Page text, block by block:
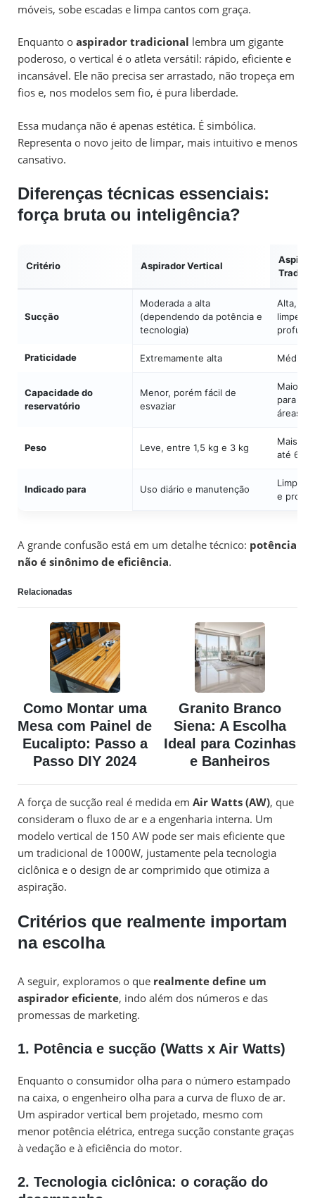
móveis, sobe escadas e limpa cantos com graça.
Enquanto o aspirador tradicional lembra um gigante
poderoso, o vertical é o atleta versátil: rápido, eficiente e
incansável. Ele não precisa ser arrastado, não tropeça em
fios e, nos modelos sem fio, é pura liberdade.
Essa mudança não é apenas estética. É simbólica.
Representa o novo jeito de limpar, mais intuitivo e menos
cansativo.
Diferenças técnicas essenciais:
força bruta ou inteligência?
Critério Aspirador Vertical
Sucção
Moderada a alta
(dependendo da potência e
tecnologia)
Alta,
limpeza
Praticidade Extremamente alta Média
Capacidade do
reservatório
Menor, porém fácil de
esvaziar
Maior,
para
áreas
Peso Leve, entre 1,5 kg e 3 kg
Mais
até 6 kg
Indicado para Uso diário e manutenção
e
A grande confusão está em um detalhe técnico: potência
não é sinônimo de eficiência.
Relacionadas
Como Montar uma
Mesa com Painel de
Eucalipto: Passo a
Passo DIY 2024
Granito Branco
Siena: A Escolha
Ideal para Cozinhas
e Banheiros
A força de sucção real é medida em Air Watts (AW), que
consideram o fluxo de ar e a engenharia interna. Um
modelo vertical de 150 AW pode ser mais eficiente que
um tradicional de 1000W, justamente pela tecnologia
ciclônica e o design de ar comprimido que otimiza a
aspiração.
Critérios que realmente importam
na escolha
A seguir, exploramos o que realmente define um
aspirador eficiente, indo além dos números e das
promessas de marketing.
1. Potência e sucção (Watts x Air Watts)
Enquanto o consumidor olha para o número estampado
na caixa, o engenheiro olha para a curva de fluxo de ar.
Um aspirador vertical bem projetado, mesmo com
menor potência elétrica, entrega sucção constante graças
à vedação e à eficiência do motor.
2. Tecnologia ciclônica: o coração do